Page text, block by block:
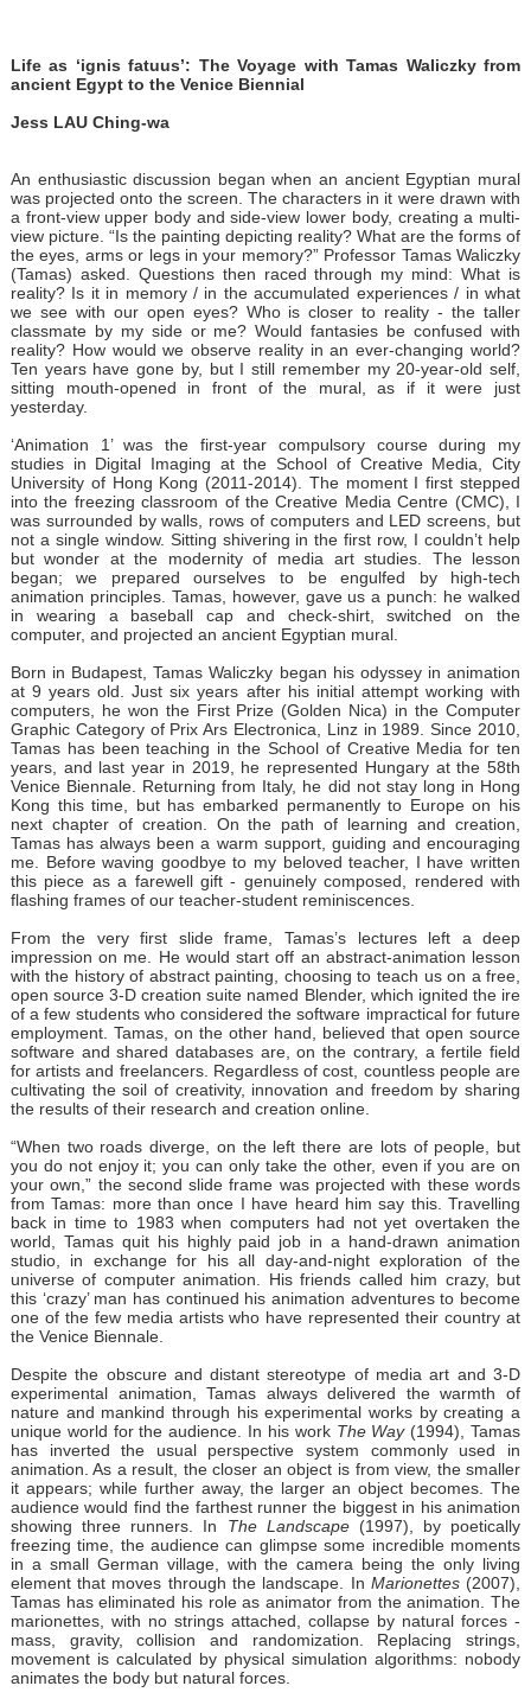
Life as ‘ignis fatuus’: The Voyage with Tamas Waliczky from
ancient Egypt to the Venice Biennial
Jess LAU Ching-wa
An enthusiastic discussion began when an ancient Egyptian mural
was projected onto the screen. The characters in it were drawn with
a front-view upper body and side-view lower body, creating a multi-
view picture. “Is the painting depicting reality? What are the forms of
the eyes, arms or legs in your memory?” Professor Tamas Waliczky
(Tamas) asked. Questions then raced through my mind: What is
reality? Is it in memory / in the accumulated experiences / in what
we see with our open eyes? Who is closer to reality - the taller
classmate by my side or me? Would fantasies be confused with
reality? How would we observe reality in an ever-changing world?
Ten years have gone by, but I still remember my 20-year-old self,
sitting mouth-opened in front of the mural, as if it were just
yesterday.
‘Animation 1’ was the first-year compulsory course during my
studies in Digital Imaging at the School of Creative Media, City
University of Hong Kong (2011-2014). The moment I first stepped
into the freezing classroom of the Creative Media Centre (CMC), I
was surrounded by walls, rows of computers and LED screens, but
not a single window. Sitting shivering in the first row, I couldn’t help
but wonder at the modernity of media art studies. The lesson
began; we prepared ourselves to be engulfed by high-tech
animation principles. Tamas, however, gave us a punch: he walked
in wearing a baseball cap and check-shirt, switched on the
computer, and projected an ancient Egyptian mural.
Born in Budapest, Tamas Waliczky began his odyssey in animation
at 9 years old. Just six years after his initial attempt working with
computers, he won the First Prize (Golden Nica) in the Computer
Graphic Category of Prix Ars Electronica, Linz in 1989. Since 2010,
Tamas has been teaching in the School of Creative Media for ten
years, and last year in 2019, he represented Hungary at the 58th
Venice Biennale. Returning from Italy, he did not stay long in Hong
Kong this time, but has embarked permanently to Europe on his
next chapter of creation. On the path of learning and creation,
Tamas has always been a warm support, guiding and encouraging
me. Before waving goodbye to my beloved teacher, I have written
this piece as a farewell gift - genuinely composed, rendered with
flashing frames of our teacher-student reminiscences.
From the very first slide frame, Tamas’s lectures left a deep
impression on me. He would start off an abstract-animation lesson
with the history of abstract painting, choosing to teach us on a free,
open source 3-D creation suite named Blender, which ignited the ire
of a few students who considered the software impractical for future
employment. Tamas, on the other hand, believed that open source
software and shared databases are, on the contrary, a fertile field
for artists and freelancers. Regardless of cost, countless people are
cultivating the soil of creativity, innovation and freedom by sharing
the results of their research and creation online.
“When two roads diverge, on the left there are lots of people, but
you do not enjoy it; you can only take the other, even if you are on
your own,” the second slide frame was projected with these words
from Tamas: more than once I have heard him say this. Travelling
back in time to 1983 when computers had not yet overtaken the
world, Tamas quit his highly paid job in a hand-drawn animation
studio, in exchange for his all day-and-night exploration of the
universe of computer animation. His friends called him crazy, but
this ‘crazy’ man has continued his animation adventures to become
one of the few media artists who have represented their country at
the Venice Biennale.
Despite the obscure and distant stereotype of media art and 3-D
experimental animation, Tamas always delivered the warmth of
nature and mankind through his experimental works by creating a
unique world for the audience. In his work The Way(1994), Tamas
has inverted the usual perspective system commonly used in
animation. As a result, the closer an object is from view, the smaller
it appears; while further away, the larger an object becomes. The
audience would find the farthest runner the biggest in his animation
showing three runners. In The Landscape(1997), by poetically
freezing time, the audience can glimpse some incredible moments
in a small German village, with the camera being the only living
element that moves through the landscape. In Marionettes(2007),
Tamas has eliminated his role as animator from the animation. The
marionettes, with no strings attached, collapse by natural forces -
mass, gravity, collision and randomization. Replacing strings,
movement is calculated by physical simulation algorithms: nobody
animates the body but natural forces.